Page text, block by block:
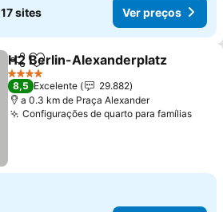
17 sites Ver preços
PartilharAdicionar aos favoritos
H2 Berlin-Alexanderplatz
4 Estrelas
8,5 Excelente
29.882
a 0.3 km de Praça Alexander
Configurações de quarto para famílias